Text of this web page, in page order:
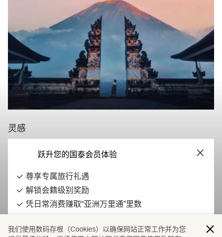
灵感
探索您的梦想目的地
划您的下一个旅程。
阅览更多
所显示的全部票价均包含税费和承运人征收的附加费。 所有票价，政府
跃升您的国泰会员体验
尊享专属旅行礼遇
解锁会籍级别奖励
凭日常消费赚取“亚洲万里通”里数
登录 / 注册
我们使用数码存根（Cookies）以确保网站正常工作并为您